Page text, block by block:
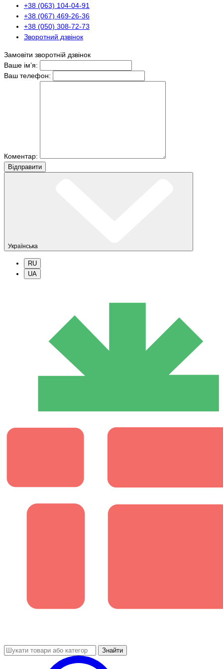
+38 (063) 104-04-91
+38 (067) 469-26-36
+38 (050) 308-72-73
Зворотний дзвінок
Замовіти зворотній дзвінок
Ваше ім’я:
Ваш телефон:
Коментар:
Вiдправити
Українська
RU
UA
Знайти